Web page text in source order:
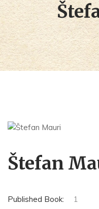
Štefan
Published Book: 1